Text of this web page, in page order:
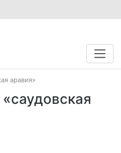
аравия»